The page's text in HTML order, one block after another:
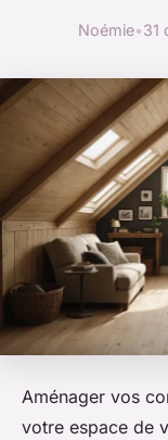
Noémie•31
Aménager vos
votre espace de